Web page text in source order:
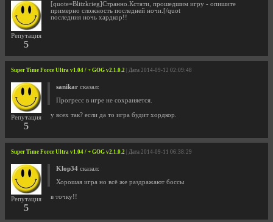
Репутация
5
[quote=Blitzkrieg]Странно.Кстати, прошедшим игру - опишите
примерно сложность последней ночи.[/quot
последния ночь хардкор!!
Super Time Force Ultra v1.04 / + GOG v2.1.0.2 | Дата 2014-09-12 02:09:48
Репутация
5
sanikar сказал:
Прогресс в игре не сохраняется.
у всех так? если да то игра будит хордкор.
Super Time Force Ultra v1.04 / + GOG v2.1.0.2 | Дата 2014-09-11 06:38:29
Репутация
5
Klop34 сказал:
Хорошая игра но всё же раздражают боссы
в точку!!